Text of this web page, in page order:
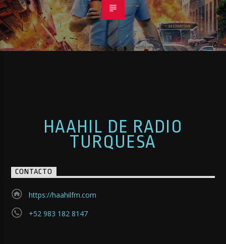
HAAHIL DE RADIO
TURQUESA
CONTACTO
https://haahilfm.com
+52 983 182 8147